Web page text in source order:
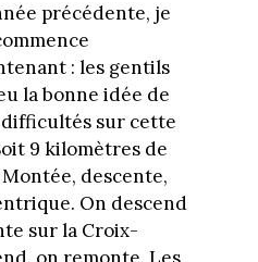
précédente, je
: les gentils
la bonne idée de
sur cette
9 kilomètres de
descente,
On descend
sur la Croix-